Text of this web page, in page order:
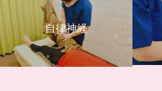
自律神経